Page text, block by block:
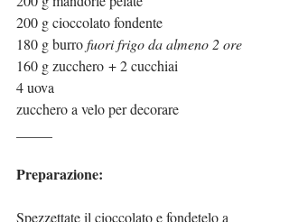
200 g cioccolato fondente
180 g burro fuori frigo da almeno 2 ore
160 g zucchero + 2 cucchiai
4 uova
zucchero a velo per decorare
Preparazione:
Spezzettate il cioccolato e fondetelo a